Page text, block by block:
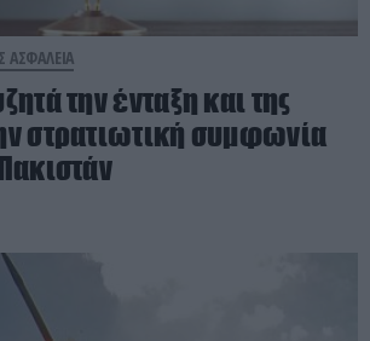
ΑΣΦΑΛΕΙΑ
την ένταξη και της
στρατιωτική συμφωνία